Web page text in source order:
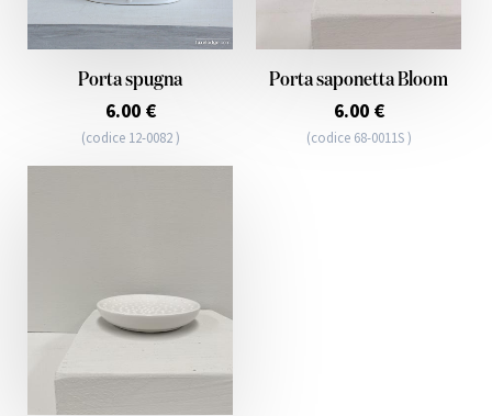
Porta spugna
6.00 €
(codice 12-0082 )
Porta saponetta Bloom
6.00 €
(codice 68-0011S )